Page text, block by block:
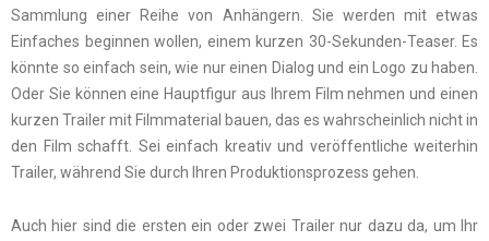
Sammlung einer Reihe von Anhängern. Sie werden mit etwas
Einfaches beginnen wollen, einem kurzen 30-Sekunden-Teaser. Es
könnte so einfach sein, wie nur einen Dialog und ein Logo zu haben.
Oder Sie können eine Hauptfigur aus Ihrem Film nehmen und einen
kurzen Trailer mit Filmmaterial bauen, das es wahrscheinlich nicht in
den Film schafft. Sei einfach kreativ und veröffentliche weiterhin
Trailer, während Sie durch Ihren Produktionsprozess gehen.
Auch hier sind die ersten ein oder zwei Trailer nur dazu da, um Ihr